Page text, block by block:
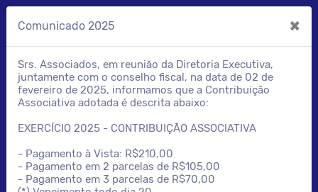
A.R.R.A. Associação de
Radioamadores
Rancho da Amizade
formado na década de 90
na zona sul da capital Paulista, reuniu-se novamente
Comunicado 2025 ×
Srs. Associados, em reunião da Diretoria Executiva,
juntamente com o conselho fiscal, na data de 02 de
fevereiro de 2025, informamos que a Contribuição
Associativa adotada é descrita abaixo:
EXERCÍCIO 2025 - CONTRIBUIÇÃO ASSOCIATIVA
- Pagamento à Vista: R$210,00
- Pagamento em 2 parcelas de R$105,00
- Pagamento em 3 parcelas de R$70,00